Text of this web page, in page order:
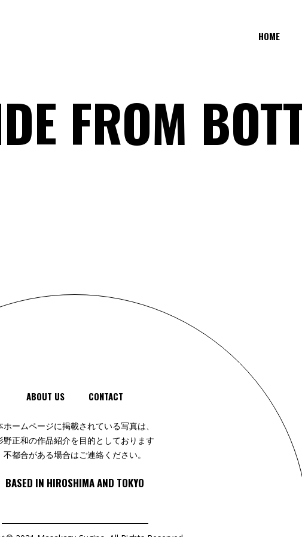
HOME
FROM
ABOUT US CONTACT
ホームページに掲載されている写真は、
野正和の作品紹介を目的としております
不都合がある場合はご連絡ください。
BASED IN HIROSHIMA AND TOKYO